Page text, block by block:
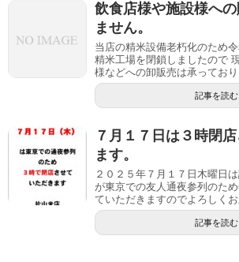
飲食店様や施設様へ
ません。
当店の精米設備老朽化のため
精米工場を閉鎖しましたので
様などへの卸販売は承っており
記事を読む
７月１７日は３時閉
ます。
２０２５年７月１７日木曜日
が東京での友人通夜参列のた
ていただきますのでよろしくお
記事を読む